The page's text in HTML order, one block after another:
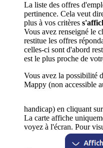
La liste des offres
pertinence. Cela veut
plus à vos critères
Vous avez renseigné le
restitue les offres
celles-ci sont d'abord
est le plus proche de
Vous avez la possibilité
Mappy (non accessible
handicap) en cliquant
La carte affiche
voyez à l'écran. Pour